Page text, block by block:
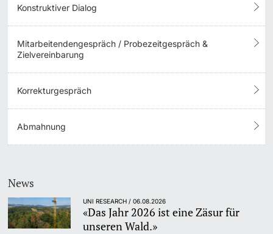
Konstruktiver Dialog
Mitarbeitendengespräch / Probezeitgespräch &
Zielvereinbarung
Korrekturgespräch
Abmahnung
News
UNI RESEARCH / 06.08.2026
«Das Jahr 2026 ist eine Zäsur für
unseren Wald.»